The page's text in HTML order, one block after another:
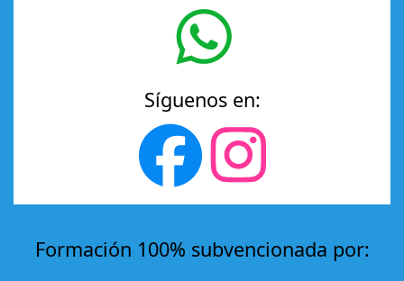
Síguenos en:
Formación 100% subvencionada por: